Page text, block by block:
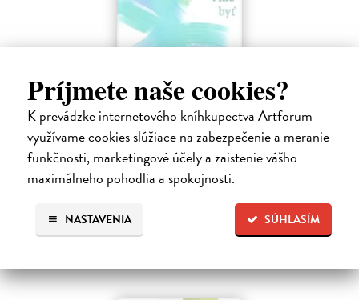
Príjmete naše cookies?
K prevádzke internetového kníhkupectva Artforum
využívame cookies slúžiace na zabezpečenie a meranie
funkčnosti, marketingové účely a zaistenie vášho
maximálneho pohodlia a spokojnosti.
SÚHLASÍM
NASTAVENIA
Menej konať, viac byť
Gajdošová Stanislava| Kniha
Strávila som roky vo väzení, žila som v zajatí výkonu. Vlastnú hodnotu
som nachádzala v tom, koľko toho zvládnem.
Dodávateľ nemá titul na sklade. Dodanie do cca. 30 dní.
13,29 €